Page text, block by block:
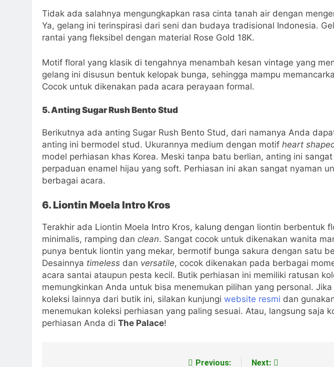
Tidak ada salahnya mengungkapkan rasa cinta tanah air dengan
Ya, gelang ini terinspirasi dari seni dan budaya tradisional Indonesia.
rantai yang fleksibel dengan material Rose Gold 18K.
Motif floral yang klasik di tengahnya menambah kesan vintage yang
gelang ini disusun bentuk kelopak bunga, sehingga mampu
Cocok untuk dikenakan pada acara perayaan formal.
5. Anting Sugar Rush Bento Stud
Berikutnya ada anting Sugar Rush Bento Stud, dari namanya Anda
anting ini bermodel stud. Ukurannya medium dengan motif heart
model perhiasan khas Korea. Meski tanpa batu berlian, anting ini
perpaduan enamel hijau yang soft. Perhiasan ini akan sangat nyaman
berbagai acara.
6. Liontin Moela Intro Kros
Terakhir ada Liontin Moela Intro Kros, kalung dengan liontin berbentuk
minimalis, ramping dan clean. Sangat cocok untuk dikenakan wanita
punya bentuk liontin yang mekar, bermotif bunga sakura dengan satu
Desainnya timeless dan versatile, cocok dikenakan pada berbagai
acara santai ataupun pesta kecil. Butik perhiasan ini memiliki ratusan
memungkinkan Anda untuk bisa menemukan pilihan yang personal.
koleksi lainnya dari butik ini, silakan kunjungi website resmi dan
menemukan koleksi perhiasan yang paling sesuai. Atau, langsung saja
perhiasan Anda di The Palace!
Previous:
Next: